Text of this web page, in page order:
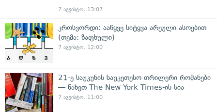
7 აგვისტო, 13:07
კროსვორდი: ააწყვე სიტყვა არეული ასოებით
(თემა: ზაფხული)
7 აგვისტო, 12:00
21-ე საუკუნის საუკეთესო თრილერი რომანები
— ნახეთ The New York Times-ის სია
7 აგვისტო, 11:00